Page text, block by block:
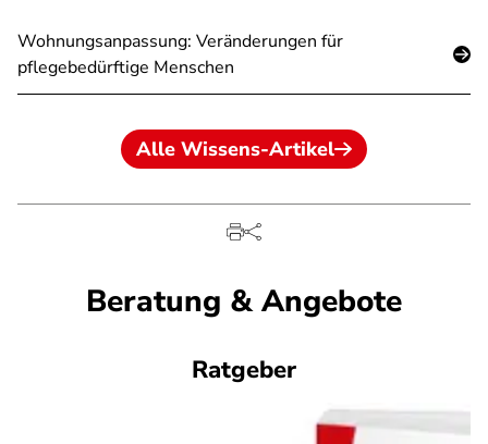
Wohnungsanpassung: Veränderungen für
pflegebedürftige Menschen
Alle Wissens-Artikel
Beratung & Angebote
Ratgeber